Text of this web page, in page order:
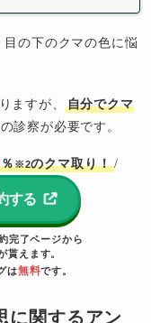
目の下のクマの色に悩
ますが、
自分でクマ
診察が必要です。
％※2のクマ取り！ /
する
完了ページから
貰えます。
は無料です。
に関するアン